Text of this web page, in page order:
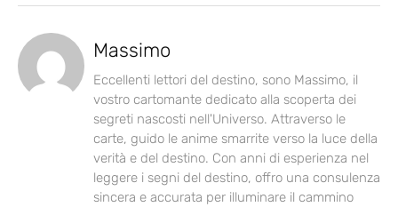
Massimo
Eccellenti lettori del destino, sono Massimo, il
vostro cartomante dedicato alla scoperta dei
segreti nascosti nell'Universo. Attraverso le
carte, guido le anime smarrite verso la luce della
verità e del destino. Con anni di esperienza nel
leggere i segni del destino, offro una consulenza
sincera e accurata per illuminare il cammino